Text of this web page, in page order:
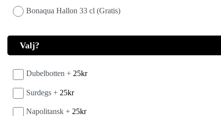
Bonaqua Hallon 33 cl (Gratis)
Valj?
Dubelbotten + 25kr
Surdegs + 25kr
Napolitansk + 25kr